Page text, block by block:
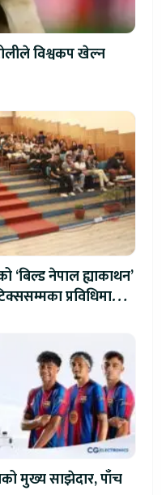
विश्वकप खेल्न
नेपाल ह्याकाथन’
प्रविधिमा
मुख्य साझेदार, पाँच